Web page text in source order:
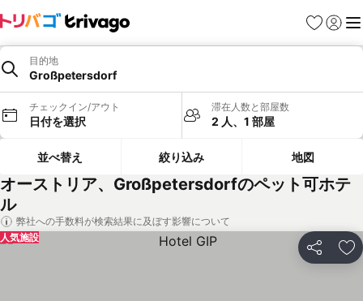
お気に入り
ログイ
メ
目的地
Großpetersdorf
チェックイン/アウト
日付を選択
滞在人数と部屋数
2 人、1 部屋
並べ替え 絞り込み 地図
オーストリア、Großpetersdorfのペット可ホテ
ル
弊社への手数料が検索結果に及ぼす影響について
シェア お
人気施設